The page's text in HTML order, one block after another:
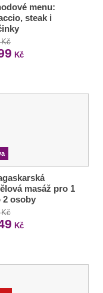
menu:
steak i
Kč
Kč
masáž pro 1
2 osoby
Kč
Kč